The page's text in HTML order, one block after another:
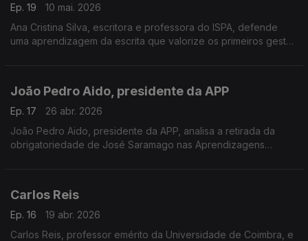
Ep. 19
10 mai. 2026
Ana Cristina Silva, escritora e professora do ISPA, defende
uma aprendizagem da escrita que valorize os primeiros gestos
João Pedro Aido, presidente da APP
Ep. 17
26 abr. 2026
João Pedro Aido, presidente da APP, analisa a retirada da
obrigatoriedade de José Saramago nas Aprendizagens
Carlos Reis
Ep. 16
19 abr. 2026
Carlos Reis, professor emérito da Universidade de Coimbra, e